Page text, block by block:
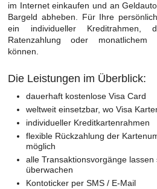
im Internet einkaufen und an
Bargeld abheben. Für Ihre
ein individueller
Ratenzahlung oder monatlichem
können.
Die Leistungen im Überblick:
dauerhaft kostenlose Visa Card
weltweit einsetzbar, wo Visa
individueller Kreditkartenrahmen
flexible Rückzahlung der
möglich
alle Transaktionsvorgänge lassen
überwachen
Kontoticker per SMS / E-Mail